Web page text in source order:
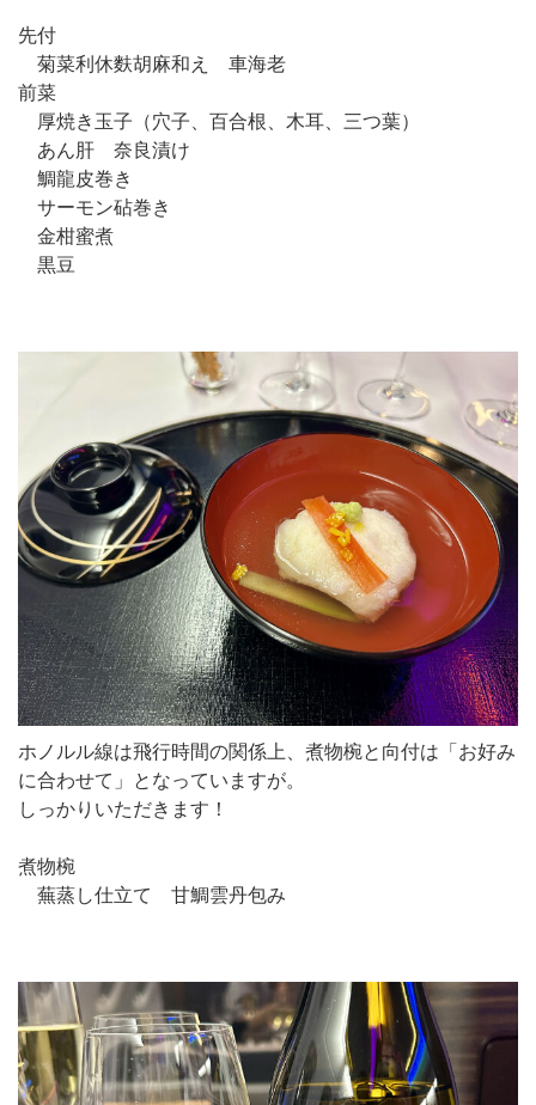
先付
菊菜利休麩胡麻和え 車海老
前菜
厚焼き玉子（穴子、百合根、木耳、三つ葉）
あん肝 奈良漬け
鯛龍皮巻き
サーモン砧巻き
金柑蜜煮
黒豆
ホノルル線は飛行時間の関係上、煮物椀と向付は「お好み
に合わせて」となっていますが。
しっかりいただきます！
煮物椀
蕪蒸し仕立て 甘鯛雲丹包み